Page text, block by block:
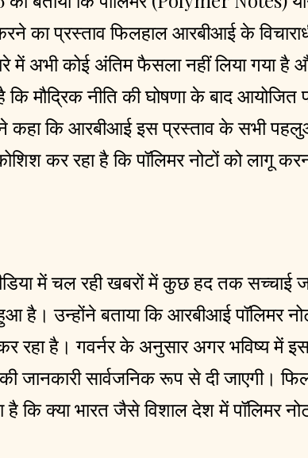
का प्रस्ताव फिलहाल आरबीआई के
में अभी कोई अंतिम फैसला नहीं लिया गया है
मौद्रिक नीति की घोषणा के बाद आयोजित
ने कहा कि आरबीआई इस प्रस्ताव के सभी
कर रहा है कि पॉलिमर नोटों को लागू
में चल रही खबरों में कुछ हद तक
है। उन्होंने बताया कि आरबीआई पॉलिमर
रहा है। गवर्नर के अनुसार अगर भविष्य में
जानकारी सार्वजनिक रूप से दी जाएगी।
कि क्या भारत जैसे विशाल देश में पॉलिमर